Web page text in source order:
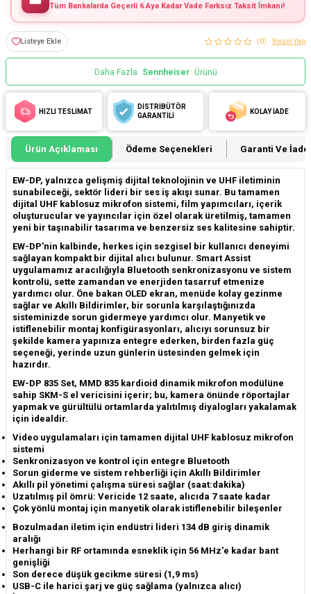
Tüm Bankalarda Geçerli 6 Aya Kadar Vade Farksız Taksit İmkanı!
Listeye Ekle (0) Yorum Yap
Daha Fazla Sennheiser Ürünü
HIZLI TESLİMAT
DİSTRİBÜTÖR
GARANTİLİ
KOLAY İADE
Ürün Açıklaması Ödeme Seçenekleri Garanti Ve İade
EW-DP, yalnızca gelişmiş dijital teknolojinin ve UHF iletiminin
sunabileceği, sektör lideri bir ses iş akışı sunar. Bu tamamen
dijital UHF kablosuz mikrofon sistemi, film yapımcıları, içerik
oluşturucular ve yayıncılar için özel olarak üretilmiş, tamamen
yeni bir taşınabilir tasarıma ve benzersiz ses kalitesine sahiptir.
EW-DP'nin kalbinde, herkes için sezgisel bir kullanıcı deneyimi
sağlayan kompakt bir dijital alıcı bulunur. Smart Assist
uygulamamız aracılığıyla Bluetooth senkronizasyonu ve sistem
kontrolü, sette zamandan ve enerjiden tasarruf etmenize
yardımcı olur. Öne bakan OLED ekran, menüde kolay gezinme
sağlar ve Akıllı Bildirimler, bir sorunla karşılaştığınızda
sisteminizde sorun gidermeye yardımcı olur. Manyetik ve
istiflenebilir montaj konfigürasyonları, alıcıyı sorunsuz bir
şekilde kamera yapınıza entegre ederken, birden fazla güç
seçeneği, yerinde uzun günlerin üstesinden gelmek için
hazırdır.
EW-DP 835 Set, MMD 835 kardioid dinamik mikrofon modülüne
sahip SKM-S el vericisini içerir; bu, kamera önünde röportajlar
yapmak ve gürültülü ortamlarda yalıtılmış diyalogları yakalamak
için idealdir.
Video uygulamaları için tamamen dijital UHF kablosuz mikrofon
sistemi
Senkronizasyon ve kontrol için entegre Bluetooth
Sorun giderme ve sistem rehberliği için Akıllı Bildirimler
Akıllı pil yönetimi çalışma süresi sağlar (saat:dakika)
Uzatılmış pil ömrü: Vericide 12 saate, alıcıda 7 saate kadar
Çok yönlü montaj için manyetik olarak istiflenebilir bileşenler
Bozulmadan iletim için endüstri lideri 134 dB giriş dinamik
aralığı
Herhangi bir RF ortamında esneklik için 56 MHz'e kadar bant
genişliği
Son derece düşük gecikme süresi (1,9 ms)
USB-C ile harici şarj ve güç sağlama (yalnızca alıcı)